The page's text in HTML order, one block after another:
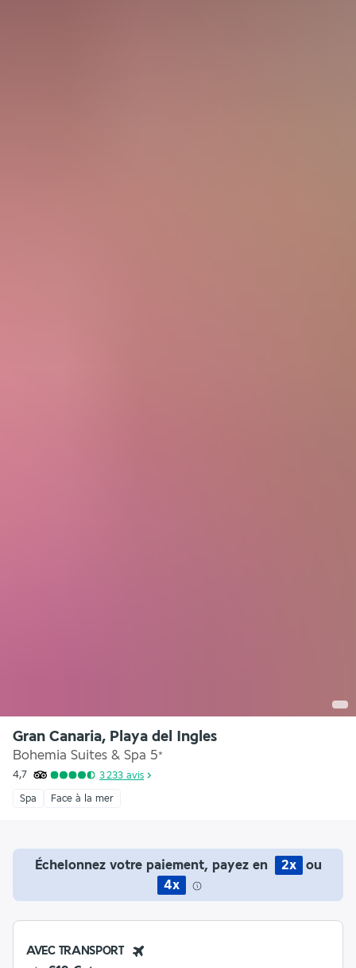
Gran Canaria, Playa del Ingles
Bohemia Suites & Spa 5*
4,7 3 233 avis
Spa Face à la mer
Échelonnez votre paiement, payez en 2x
ou
4x
AVEC TRANSPORT